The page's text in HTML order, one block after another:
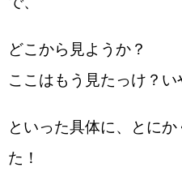
どこから見ようか？
ここはもう見たっけ？
といった具体に、とに
た！